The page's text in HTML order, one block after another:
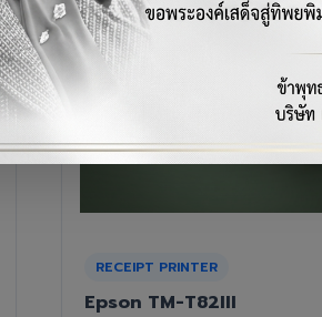
RECEIPT PRINTER
Epson TM-T88VII